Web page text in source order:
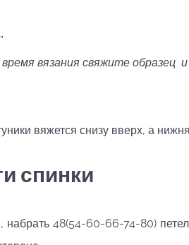
вязания свяжите образец
вяжется снизу вверх, а
спинки
48(54-60-66-74-80)